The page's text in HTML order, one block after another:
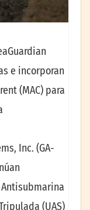
e incorporan
(MAC) para
Inc. (GA-
(UAS)